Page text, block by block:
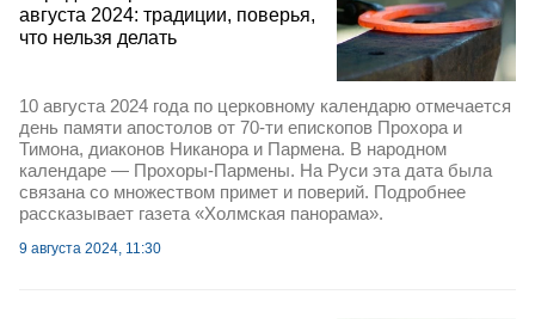
августа 2024: традиции, поверья,
что нельзя делать
10 августа 2024 года по церковному календарю отмечается
день памяти апостолов от 70-ти епископов Прохора и
Тимона, диаконов Никанора и Пармена. В народном
календаре — Прохоры-Пармены. На Руси эта дата была
связана со множеством примет и поверий. Подробнее
рассказывает газета «Холмская панорама».
9 августа 2024, 11:30